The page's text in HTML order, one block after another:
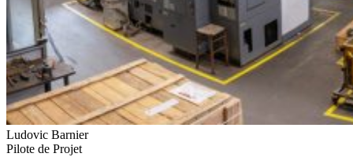
Ludovic Barnier
Pilote de Projet